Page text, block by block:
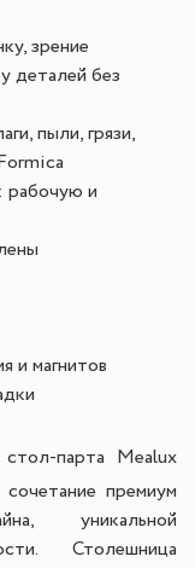
зрение
деталей без
пыли, грязи,
рабочую и
и магнитов
парта Mealux
премиум
уникальной
Столешница